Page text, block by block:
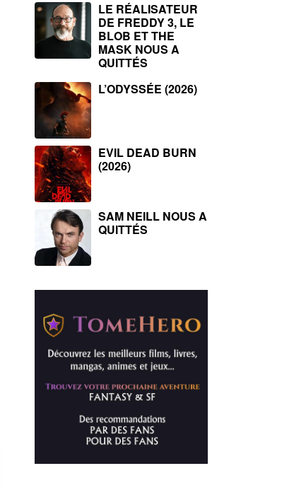
LE RÉALISATEUR
DE FREDDY 3, LE
BLOB ET THE
MASK NOUS A
QUITTÉS
L’ODYSSÉE (2026)
EVIL DEAD BURN
(2026)
SAM NEILL NOUS A
QUITTÉS